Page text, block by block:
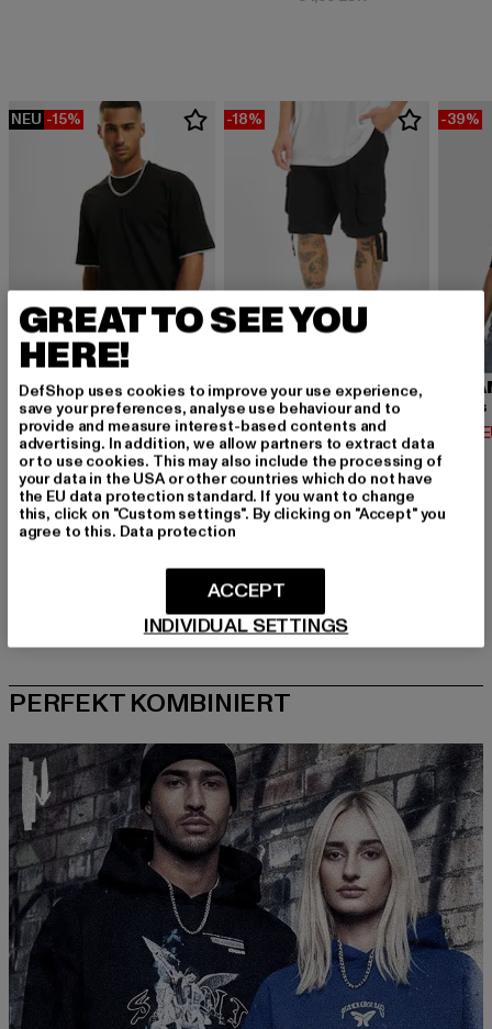
NEU -15%
URBAN CLASSICS
Contrast Tall Tee
12,74 EUR
Derzeitiger Preis: 12,74 EUR
14,99 EURAktionspreis: 14,99 EUR
-18%
BRANDIT
Urban Legend
32,79 EUR
Derzeitiger Preis: 32,79 EUR
39,99 EURAktionspreis:
-39%
14,02
PERFEKT KOMBINIERT
GREAT TO SEE YOU
HERE!
DefShop uses cookies to improve your use experience,
save your preferences, analyse use behaviour and to
provide and measure interest-based contents and
advertising. In addition, we allow partners to extract data
or to use cookies. This may also include the processing of
your data in the USA or other countries which do not have
the EU data protection standard. If you want to change
this, click on "Custom settings". By clicking on "Accept" you
agree to this. Data protection
INDIVIDUAL SETTINGS
ACCEPT